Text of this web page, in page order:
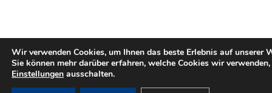
Wir verwenden Cookies, um Ihnen das beste Erlebnis auf unserer
Sie können mehr darüber erfahren, welche Cookies wir
Einstellungen ausschalten.